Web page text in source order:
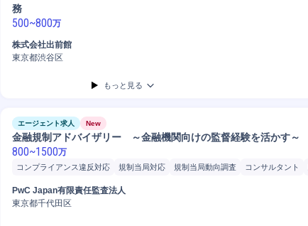
務
500~800万
株式会社出前館
東京都渋谷区
もっと見る
エージェント求人 New
金融規制アドバイザリー ～金融機関向けの監督経験を活かす～
800~1500万
コンプライアンス違反対応 規制当局対応 規制当局動向調査 コンサルタント
規制当局交渉 監督指導
PwC Japan有限責任監査法人
東京都千代田区